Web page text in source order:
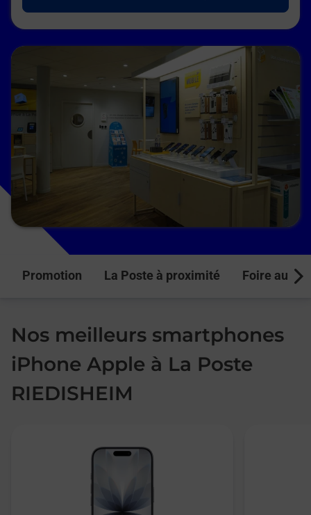
Promotion La Poste à proximité Foire aux
Nos meilleurs smartphones
iPhone Apple à La Poste
RIEDISHEIM